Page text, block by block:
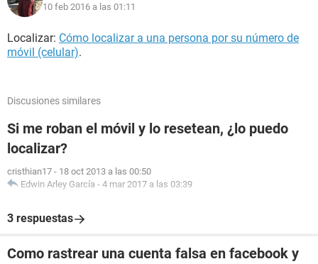
10 feb 2016 a las 01:11
Localizar: Cómo localizar a una persona por su número de
móvil (celular).
Discusiones similares
Si me roban el móvil y lo resetean, ¿lo puedo
localizar?
cristhian17 - 18 oct 2013 a las 00:50
Edwin Arley García - 4 mar 2017 a las 03:39
3 respuestas
Como rastrear una cuenta falsa en facebook y